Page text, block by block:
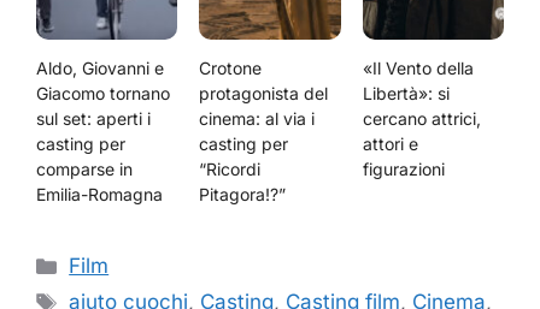
Aldo, Giovanni e
Giacomo tornano
sul set: aperti i
casting per
comparse in
Emilia-Romagna
Crotone
protagonista del
cinema: al via i
casting per
“Ricordi
Pitagora!?”
«Il Vento della
Libertà»: si
cercano attrici,
attori e
figurazioni
Categorie
Film
Tag
aiuto cuochi, Casting, Casting film, Cinema,